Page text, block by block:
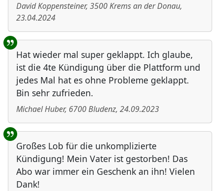
David Koppensteiner, 3500Krems an der Donau,
23.04.2024
Hat wieder mal super geklappt. Ich glaube,
ist die 4te Kündigung über die Plattform und
jedes Mal hat es ohne Probleme geklappt.
Bin sehr zufrieden.
Michael Huber, 6700Bludenz, 24.09.2023
Großes Lob für die unkomplizierte
Kündigung! Mein Vater ist gestorben! Das
Abo war immer ein Geschenk an ihn! Vielen
Dank!